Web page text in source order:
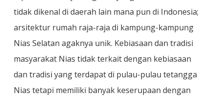
tidak dikenal di daerah lain mana pun di Indonesia;
arsitektur rumah raja-raja di kampung-kampung
Nias Selatan agaknya unik. Kebiasaan dan tradisi
masyarakat Nias tidak terkait dengan kebiasaan
dan tradisi yang terdapat di pulau-pulau tetangga
Nias tetapi memiliki banyak keserupaan dengan